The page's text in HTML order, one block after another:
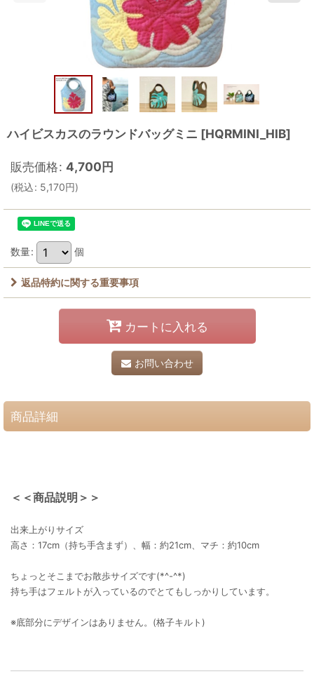
ハイビスカスのラウンドバッグミニ [HQRMINI_HIB]
販売価格: 4,700円
(税込: 5,170円)
数量: 個
返品特約に関する重要事項
カートに入れる
お問い合わせ
商品詳細
＜＜商品説明＞＞
出来上がりサイズ
高さ：17cm（持ち手含まず）、幅：約21cm、マチ：約10cm
ちょっとそこまでお散歩サイズです(*^-^*)
持ち手はフェルトが入っているのでとてもしっかりしています。
※底部分にデザインはありません。(格子キルト)